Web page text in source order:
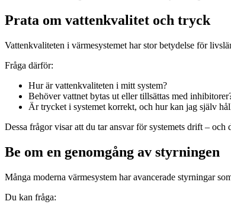
Prata om vattenkvalitet och tryck
Vattenkvaliteten i värmesystemet har stor betydelse för
Fråga därför:
Hur är vattenkvaliteten i mitt system?
Behöver vattnet bytas ut eller tillsättas med
Är trycket i systemet korrekt, och hur kan jag själv
Dessa frågor visar att du tar ansvar för systemets drift –
Be om en genomgång av styrningen
Många moderna värmesystem har avancerade styrningar
Du kan fråga: